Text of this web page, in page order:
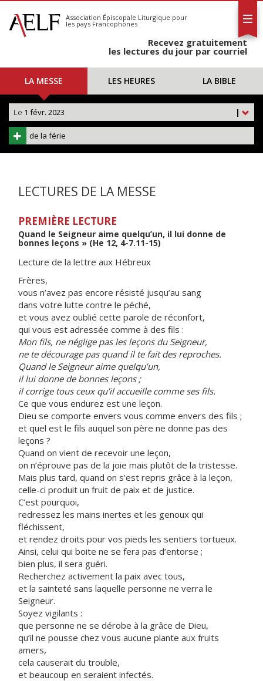
S'abonner
Calendrier
Association Épiscopale Liturgique pour
les pays Francophones
Recevez gratuitement
les lectures du jour par courriel
LA MESSE LES HEURES LA BIBLE
|
Le 1 févr. 2023
de la férie
LECTURES DE LA MESSE
PREMIÈRE LECTURE
Quand le Seigneur aime quelqu’un, il lui donne de
bonnes leçons » (He 12, 4-7.11-15)
Lecture de la lettre aux Hébreux
Frères,
vous n’avez pas encore résisté jusqu’au sang
dans votre lutte contre le péché,
et vous avez oublié cette parole de réconfort,
qui vous est adressée comme à des fils :
Mon fils, ne néglige pas les leçons du Seigneur,
ne te décourage pas quand il te fait des reproches.
Quand le Seigneur aime quelqu’un,
il lui donne de bonnes leçons ;
il corrige tous ceux qu’il accueille comme ses fils.
Ce que vous endurez est une leçon.
Dieu se comporte envers vous comme envers des fils ;
et quel est le fils auquel son père ne donne pas des
leçons ?
Quand on vient de recevoir une leçon,
on n’éprouve pas de la joie mais plutôt de la tristesse.
Mais plus tard, quand on s’est repris grâce à la leçon,
celle-ci produit un fruit de paix et de justice.
C’est pourquoi,
redressez les mains inertes et les genoux qui
fléchissent,
et rendez droits pour vos pieds les sentiers tortueux.
Ainsi, celui qui boite ne se fera pas d’entorse ;
bien plus, il sera guéri.
Recherchez activement la paix avec tous,
et la sainteté sans laquelle personne ne verra le
Seigneur.
Soyez vigilants :
que personne ne se dérobe à la grâce de Dieu,
qu’il ne pousse chez vous aucune plante aux fruits
amers,
cela causerait du trouble,
et beaucoup en seraient infectés.